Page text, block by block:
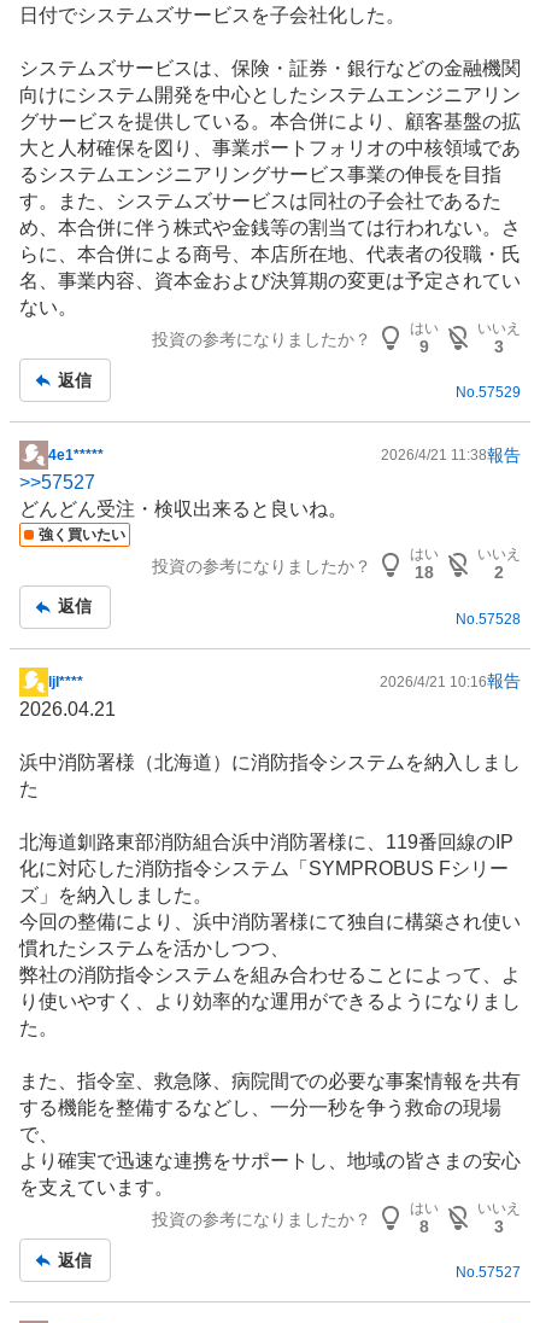
日付でシステムズサービスを子会社化した。
システムズサービスは、 保険 ・ 証券 ・ 銀行などの金融機関
向けにシステム開発を中心としたシステムエンジニアリン
グサービスを提供している。本合併により、顧客基盤の拡
大と人材確保を図り、事業ポートフォリオの中核領域であ
るシステムエンジニアリングサービス事業の伸長を目指
す。また、システムズサービスは同社の子会社であるた
め、本合併に伴う株式や金銭等の割当ては行われない。さ
らに、本合併による商号、本店所在地、代表者の役職・氏
名、事業内容、資本金および決算期の変更は予定されてい
ない。
投資の参考になりましたか？
はい
9
いいえ
3
返信
No.57529
掲
示
板
記
4e1***** 2026/4/21 11:38報告
>>57527
どんどん受注・検収出来ると良いね。
強く買いたい
投資の参考になりましたか？
はい
18
いいえ
2
返信
No. 57528
掲
示
記
事
ljI**** 2026/4/21 10:16報告
2026.04.21
浜中消防署様（北海道）に消防指令システムを納入しまし
た
北海道釧路東部消防組合浜中消防署様に、119番回線の IP
化に対応した消防指令システム「SYMPROBUS Fシリー
ズ」を納入しました。
今回の整備により、浜中消防署様にて独自に構築され使い
慣れたシステムを活かしつつ、
弊社の消防指令システムを組み合わせることによって、よ
り使いやすく、より効率的な運用ができるようになりまし
た。
また、指令室、救急隊、病院間での必要な事案情報を共有
する機能を整備するなどし、一分一秒を争う救命の現場
で、
より確実で迅速な連携をサポートし、地域の皆さまの安心
を支えています。
投資の参考になりましたか？
はい
8
いいえ
3
返信
No.57527